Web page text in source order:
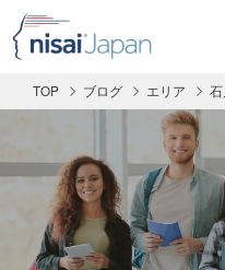
TOP ブログ エリア